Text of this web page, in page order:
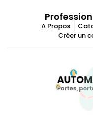
A Propos
Créer un